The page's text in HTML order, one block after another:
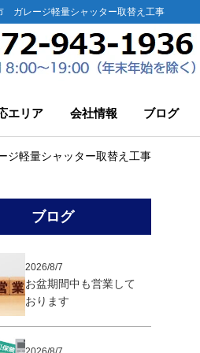
ガレージ軽量シャッター取替え工事
エリア 会社情報 ブログ
ジ軽量シャッター取替え工事
ブログ
2026/8/7
お盆期間中も営業して
おります